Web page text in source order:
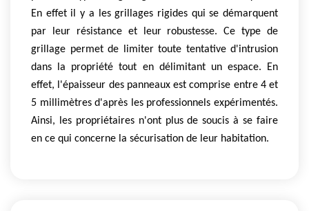
En effet il y a les grillages rigides qui se démarquent
par leur résistance et leur robustesse. Ce type de
grillage permet de limiter toute tentative d'intrusion
dans la propriété tout en délimitant un espace. En
effet, l'épaisseur des panneaux est comprise entre 4 et
5 millimètres d'après les professionnels expérimentés.
Ainsi, les propriétaires n'ont plus de soucis à se faire
en ce qui concerne la sécurisation de leur habitation.